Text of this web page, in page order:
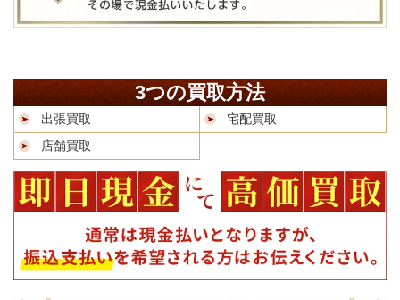
3つの買取方法
出張買取
宅配買取
店舗買取